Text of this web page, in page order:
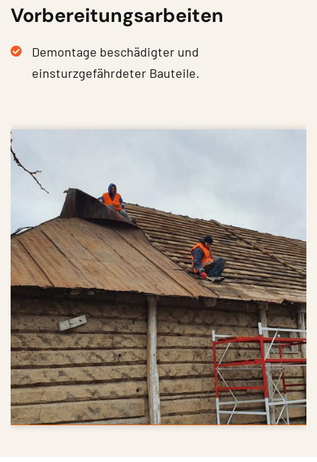
Vorbereitungsarbeiten
Demontage beschädigter und
einsturzgefährdeter Bauteile.